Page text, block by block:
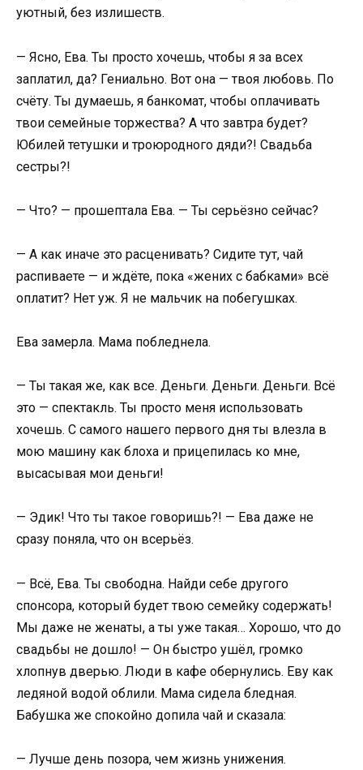
уютный, без излишеств.
— Ясно, Ева. Ты просто хочешь, чтобы я за всех
заплатил, да? Гениально. Вот она — твоя любовь. По
счёту. Ты думаешь, я банкомат, чтобы оплачивать
твои семейные торжества? А что завтра будет?
Юбилей тетушки и троюродного дяди?! Свадьба
сестры?!
— Что? — прошептала Ева. — Ты серьёзно сейчас?
— А как иначе это расценивать? Сидите тут, чай
распиваете — и ждёте, пока «жених с бабками» всё
оплатит? Нет уж. Я не мальчик на побегушках.
Ева замерла. Мама побледнела.
— Ты такая же, как все. Деньги. Деньги. Деньги. Всё
это — спектакль. Ты просто меня использовать
хочешь. С самого нашего первого дня ты влезла в
мою машину как блоха и прицепилась ко мне,
высасывая мои деньги!
— Эдик! Что ты такое говоришь?! — Ева даже не
сразу поняла, что он всерьёз.
— Всё, Ева. Ты свободна. Найди себе другого
спонсора, который будет твою семейку содержать!
Мы даже не женаты, а ты уже такая… Хорошо, что до
свадьбы не дошло! — Он быстро ушёл, громко
хлопнув дверью. Люди в кафе обернулись. Еву как
ледяной водой облили. Мама сидела бледная.
Бабушка же спокойно допила чай и сказала:
— Лучше день позора, чем жизнь унижения.